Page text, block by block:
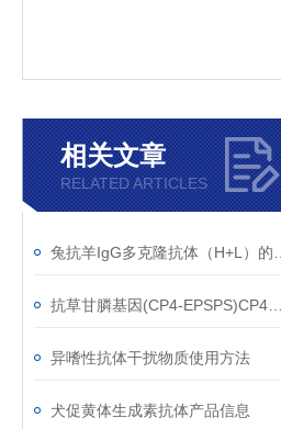
相关文章
RELATED ARTICLES
异嗜性抗体干扰物质使用方法
犬促黄体生成素抗体产品信息